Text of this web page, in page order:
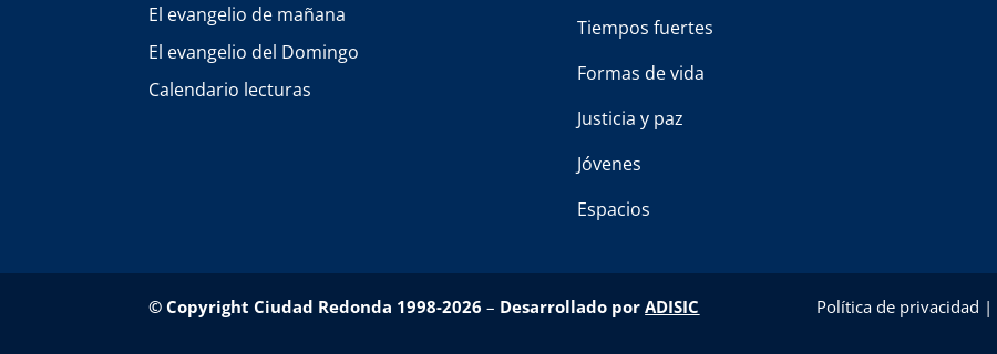
El evangelio de mañana
El evangelio del Domingo
Calendario lecturas
Tiempos fuertes
Formas de vida
Justicia y paz
Jóvenes
Espacios
© Copyright Ciudad Redonda 1998-2026 – Desarrollado porADISIC Política de privacidad |